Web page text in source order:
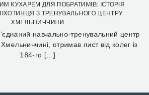
КУХАРЕМ ДЛЯ ПОБРАТИМІВ: ІСТОРІЯ
З ТРЕНУВАЛЬНОГО ЦЕНТРУ
ХМЕЛЬНИЧЧИНИ
навчально-тренувальний центр
отримав лист від колег із
184-го […]